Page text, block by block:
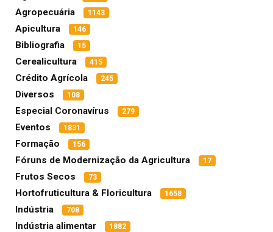
Agropecuária 1143
Apicultura 146
Bibliografia 15
Cerealicultura 415
Crédito Agrícola 245
Diversos 108
Especial Coronavírus 279
Eventos 1831
Formação 156
Fóruns de Modernização da Agricultura 17
Frutos Secos 73
Hortofruticultura & Floricultura 1658
Indústria 708
Indústria alimentar 1882